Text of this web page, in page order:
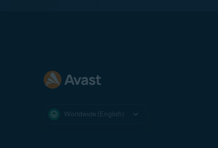
Worldwide (English)